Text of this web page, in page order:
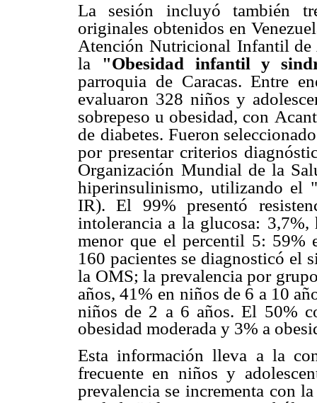
La sesión incluyó también
originales obtenidos en
Atención Nutricional Infantil de
la
"Obesidad infantil y
parroquia de Caracas. Entre
evaluaron 328 niños y
sobrepeso u obesidad, con
de diabetes. Fueron
por presentar criterios
Organización Mundial de la
hiperinsulinismo, utilizando el
IR). El 99% presentó
intolerancia a la glucosa: 3,7%,
menor que el percentil 5: 59%
160 pacientes se diagnosticó el
la OMS; la prevalencia por
años, 41% en niños de 6 a 10
niños de 2 a 6 años. El 50%
obesidad moderada y 3% a
Esta información lleva a la
frecuente en niños y
prevalencia se incrementa con